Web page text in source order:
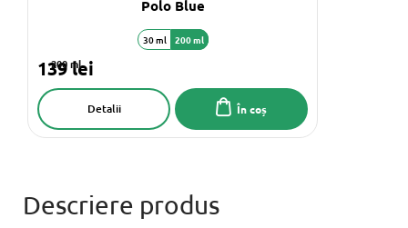
Polo Blue
200 ml
139 lei
În coș
Detalii
30 ml 200 ml